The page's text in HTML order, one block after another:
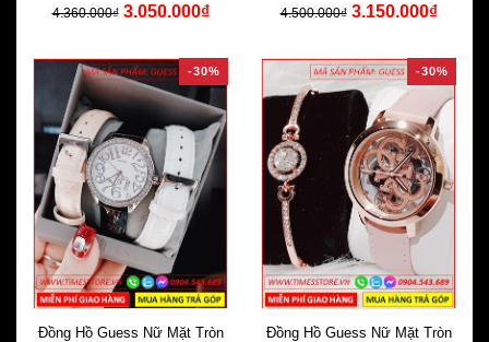
4.360.000₫ 3.050.000₫ 4.500.000₫ 3.150.000₫
-30%
Đồng Hồ Guess Nữ Mặt Tròn
-30%
Đồng Hồ Guess Nữ Mặt Tròn